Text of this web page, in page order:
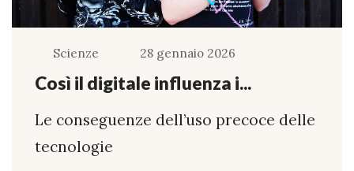
Scienze 28 gennaio 2026
Così il digitale influenza i...
Le conseguenze dell’uso precoce delle
tecnologie